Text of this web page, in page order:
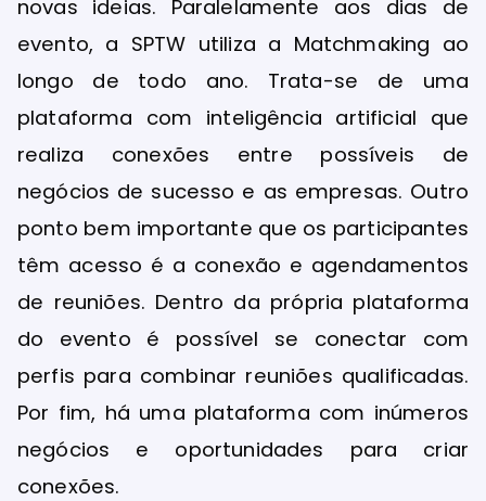
novas ideias. Paralelamente aos dias de
evento, a SPTW utiliza a Matchmaking ao
longo de todo ano. Trata-se de uma
plataforma com inteligência artificial que
realiza conexões entre possíveis de
negócios de sucesso e as empresas. Outro
ponto bem importante que os participantes
têm acesso é a conexão e agendamentos
de reuniões. Dentro da própria plataforma
do evento é possível se conectar com
perfis para combinar reuniões qualificadas.
Por fim, há uma plataforma com inúmeros
negócios e oportunidades para criar
conexões.